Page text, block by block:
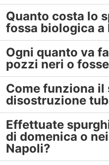
Quanto costa lo
fossa biologica a
Ogni quanto va
pozzi neri o
Come funziona il
disostruzione
Effettuate
di domenica o
Napoli?